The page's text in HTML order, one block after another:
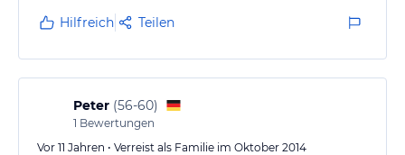
Hilfreich Teilen
Peter (56-60)
1 Bewertungen
Vor 11 Jahren • Verreist als Familie im Oktober 2014